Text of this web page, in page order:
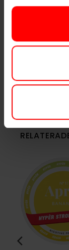
Vikt per dosa
Vikt per portion
Tillverkare